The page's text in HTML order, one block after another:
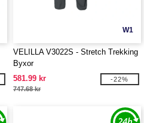
W1
VELILLA V3022S - Stretch Trekking
Byxor
581.99 kr
747.68 kr
-22%